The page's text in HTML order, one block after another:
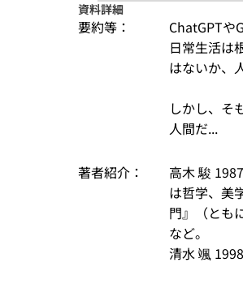
資料詳細
要約等：
ChatGPTや
日常生活は
はないか、
しかし、そ
人間だ...
著者紹介：
高木 駿
は哲学、美
門』（とも
など。
清水 颯